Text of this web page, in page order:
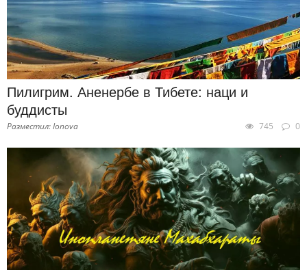
Пилигрим. Аненербе в Тибете: наци и
буддисты
Разместил: Ionova 745 0